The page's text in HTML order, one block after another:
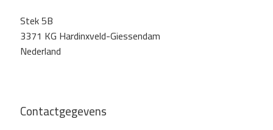
Stek 5B
3371 KG Hardinxveld-Giessendam
Nederland
Contactgegevens